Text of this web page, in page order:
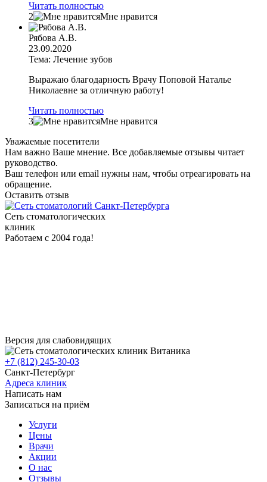
Читать полностью
2
Мне нравится
Рябова А.В.
23.09.2020
Тема: Лечение зубов
Выражаю благодарность Врачу Поповой Наталье
Николаевне за отличную работу!
Читать полностью
3
Мне нравится
Уважаемые посетители
Нам важно Ваше мнение. Все добавляемые отзывы читает
руководство.
Ваш телефон или email нужны нам, чтобы отреагировать на
обращение.
Оставить отзыв
Сеть стоматологических
клиник
Работаем с 2004 года!
Версия для слабовидящих
+7 (812) 245-30-03
Санкт-Петербург
Адреса клиник
Написать нам
Записаться на приём
Услуги
Цены
Врачи
Акции
О нас
Отзывы